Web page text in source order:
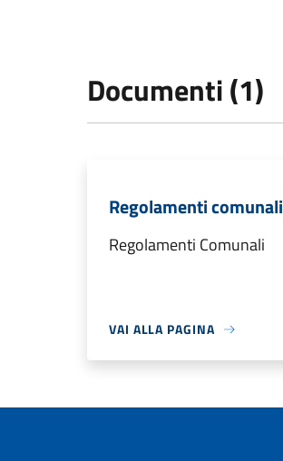
Documenti (1)
Regolamenti comunali
Regolamenti Comunali
VAI ALLA PAGINA